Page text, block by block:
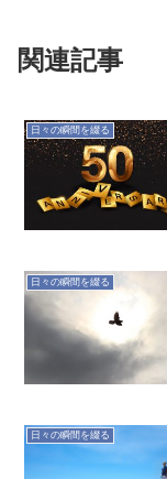
関連記事
日々の瞬間を綴る
日々の瞬間を綴る
日々の瞬間を綴る